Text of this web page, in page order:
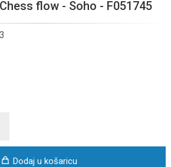
flow - Soho - F051745
Dodaj u košaricu